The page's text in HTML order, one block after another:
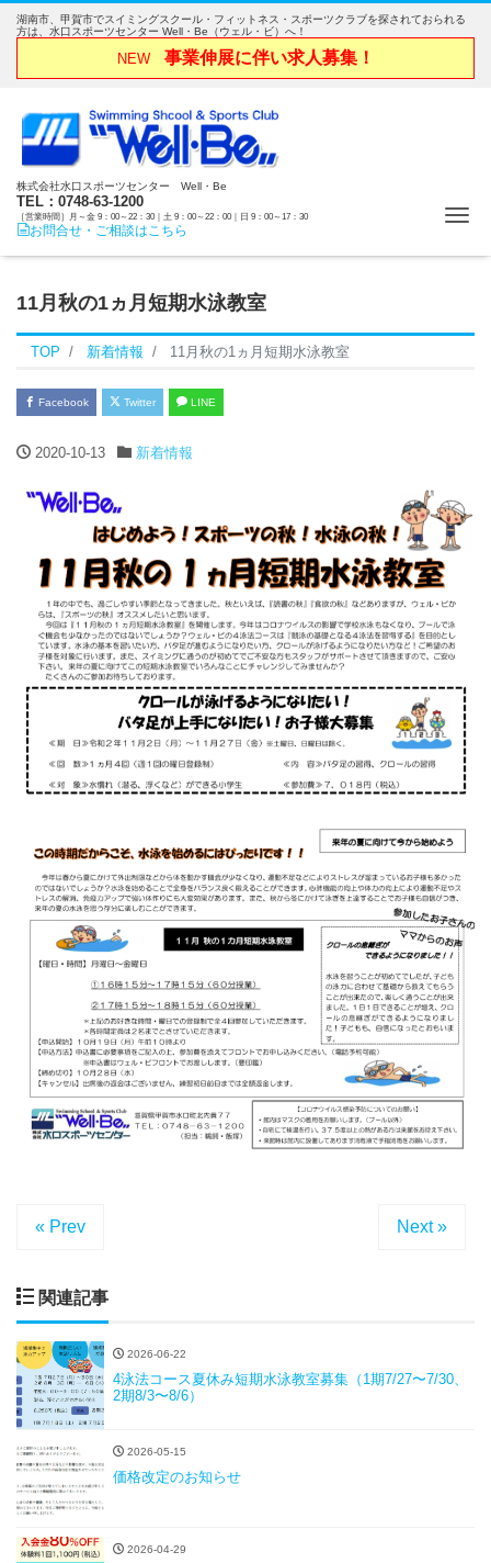
湖南市、甲賀市でスイミングスクール・フィットネス・スポーツクラブを探されておられる
方は、水口スポーツセンター Well・Be（ウェル・ビ）へ！
NEW 事業伸展に伴い求人募集！
株式会社水口スポーツセンター Well・Be
TEL：0748-63-1200
［営業時間］月～金 9：00～22：30｜土 9：00～22：00｜日 9：00～17：30
お問合せ・ご相談はこちら
11月秋の1ヵ月短期水泳教室
TOP 新着情報 11月秋の1ヵ月短期水泳教室
Facebook Twitter LINE
2020-10-13 新着情報
« Prev Next »
関連記事
2026-06-22
4泳法コース夏休み短期水泳教室募集（1期7/27〜7/30、
2期8/3〜8/6）
2026-05-15
価格改定のお知らせ
2026-04-29